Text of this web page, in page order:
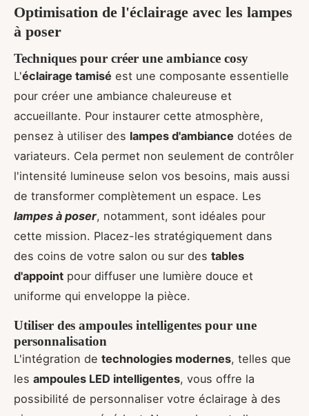
Optimisation de l'éclairage avec les lampes
à poser
Techniques pour créer une ambiance cosy
L'éclairage tamisé est une composante essentielle
pour créer une ambiance chaleureuse et
accueillante. Pour instaurer cette atmosphère,
pensez à utiliser des lampes d'ambiance dotées de
variateurs. Cela permet non seulement de contrôler
l'intensité lumineuse selon vos besoins, mais aussi
de transformer complètement un espace. Les
lampes à poser, notamment, sont idéales pour
cette mission. Placez-les stratégiquement dans
des coins de votre salon ou sur des tables
d'appoint pour diffuser une lumière douce et
uniforme qui enveloppe la pièce.
Utiliser des ampoules intelligentes pour une
personnalisation
L'intégration de technologies modernes, telles que
les ampoules LED intelligentes, vous offre la
possibilité de personnaliser votre éclairage à des